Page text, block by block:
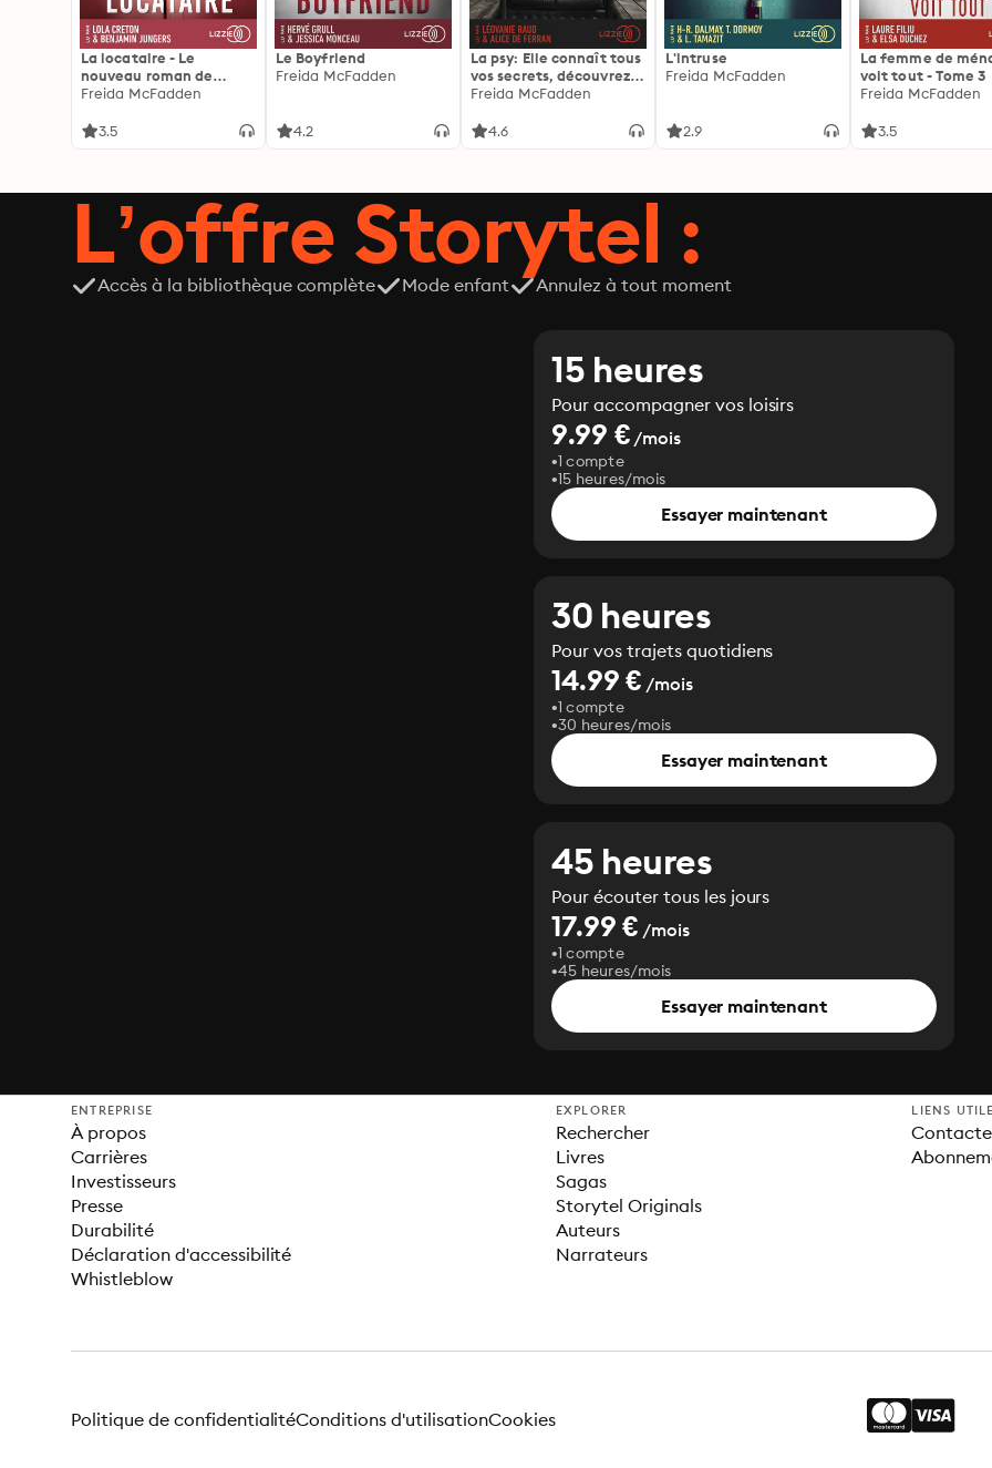
La locataire - Le
nouveau roman de
l'autrice de La femme
Freida McFadden
3.5
Le Boyfriend
Freida McFadden
4.2
La psy: Elle connaît tous
vos secrets, découvrez
les siens ...
Freida McFadden
4.6
L'intruse
Freida McFadden
2.9
La femme de
voit tout - Tome 3
Freida McFadden
3.5
L’offre Storytel :
Accès à la bibliothèque complète Mode enfant Annulez à tout moment
15 heures
Pour accompagner vos loisirs
9.99 €/mois
1 compte
15 heures/mois
Essayer maintenant
30 heures
Pour vos trajets quotidiens
14.99 € /mois
1 compte
30 heures/mois
Essayer maintenant
45 heures
Pour écouter tous les jours
17.99 € /mois
1 compte
45 heures/mois
Essayer maintenant
ENTREPRISE
À propos
Carrières
Investisseurs
Presse
Durabilité
Déclaration d'accessibilité
Whistleblow
EXPLORER
Rechercher
Livres
Sagas
Storytel Originals
Auteurs
Narrateurs
LIENS
Politique de confidentialitéConditions d'utilisationCookies